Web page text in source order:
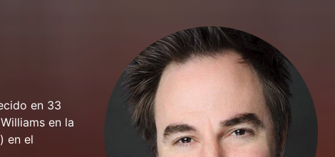
en 33
en la
en el